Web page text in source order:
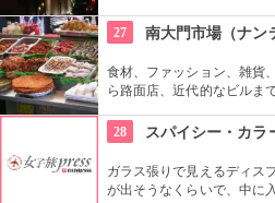
る。外国人専用 CASINO
27 南大門市場（ナン
食材、ファッション、雑貨
ら路面店、近代的なビルま
地は常に買い物客であふれ
28 スパイシー・カラ
ガラス張りで見えるディス
が出そうなくらいで、中に